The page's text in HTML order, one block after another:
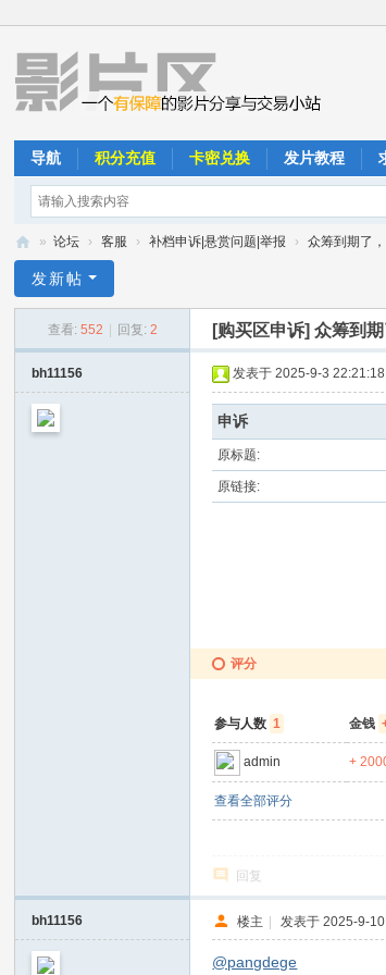
导航 积分充值 卡密兑换 发片教程
片
» 论坛 › 客服 › 补档申诉|悬赏问题|举报 › 众筹到期了
发新帖
查看: 552 回复: 2 [购买区申诉]众筹到
bh11156 发表于 2025-9-3 22:21:18
申诉
原标题:
原链接:
评分
参与人数 1 金钱
admin +
查看全部评分
回复
bh11156 楼主 | 发表于 2025-9-
@pangdege